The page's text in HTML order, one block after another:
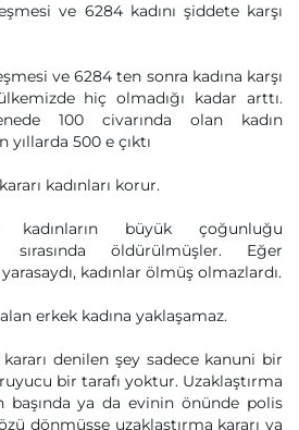
ve 6284 kadını şiddete karşı
ve 6284 ten sonra kadına karşı
hiç olmadığı kadar arttı.
100 civarında olan kadın
yıllarda 500 e çıktı
kadınları korur.
büyük çoğunluğu
sırasında öldürülmüşler. Eğer
kadınlar ölmüş olmazlardı.
erkek kadına yaklaşamaz.
kararı denilen şey sadece kanuni bir
bir tarafı yoktur. Uzaklaştırma
başında ya da evinin önünde polis
dönmüşse uzaklaştırma kararı ya